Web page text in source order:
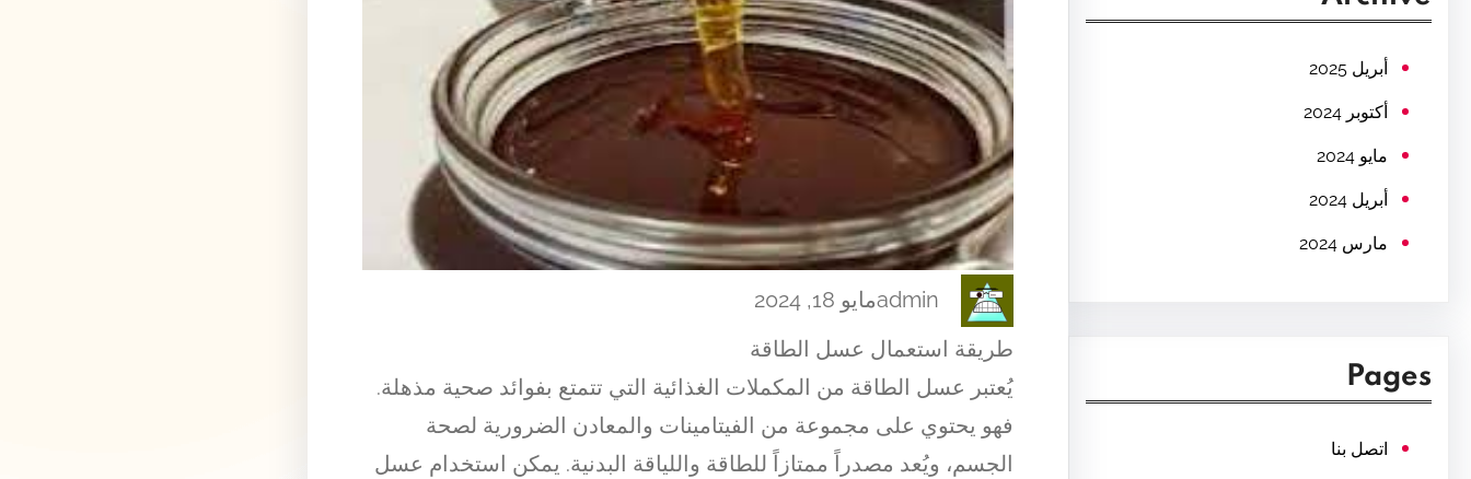
c
أبريل 2025
أكتوبر 2024
مايو 2024
أبريل 2024
مارس 2024
Pages
اتصل بنا
adminمايو 18, 2024
طريقة استعمال عسل الطاقة
يُعتبر عسل الطاقة من المكملات الغذائية التي تتمتع بفوائد صحية مذهلة.
فهو يحتوي على مجموعة من الفيتامينات والمعادن الضرورية لصحة
الجسم، ويُعد مصدراً ممتازاً للطاقة واللياقة البدنية. يمكن استخدام عسل